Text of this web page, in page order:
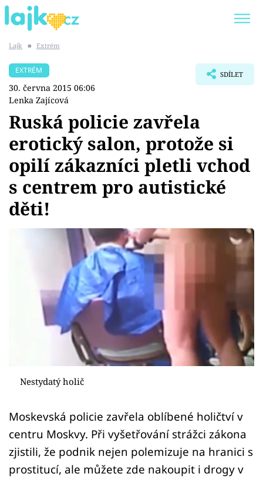
SHOPAHOLICADEL
Témata
Showbyznys
Youtubeři
Sex a vztahy
Videa
Sledujte prima+
Přihlášení
Lajk ■ Extrém
EXTRÉM
30. června 2015 06:06
Lenka Zajícová
SDÍLET
Ruská policie zavřela
erotický salon, protože si
opilí zákazníci pletli vchod
s centrem pro autistické
děti!
Nestydatý holič
Moskevská policie zavřela oblíbené holičtví v
centru Moskvy. Při vyšetřování strážci zákona
zjistili, že podnik nejen polemizuje na hranici s
prostitucí, ale můžete zde nakoupit i drogy v